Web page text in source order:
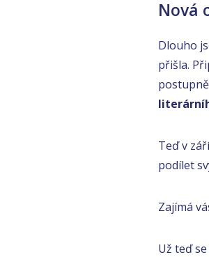
Nová
Dlouho
přišla.
Teď v
podílet
Zajímá
Už teď